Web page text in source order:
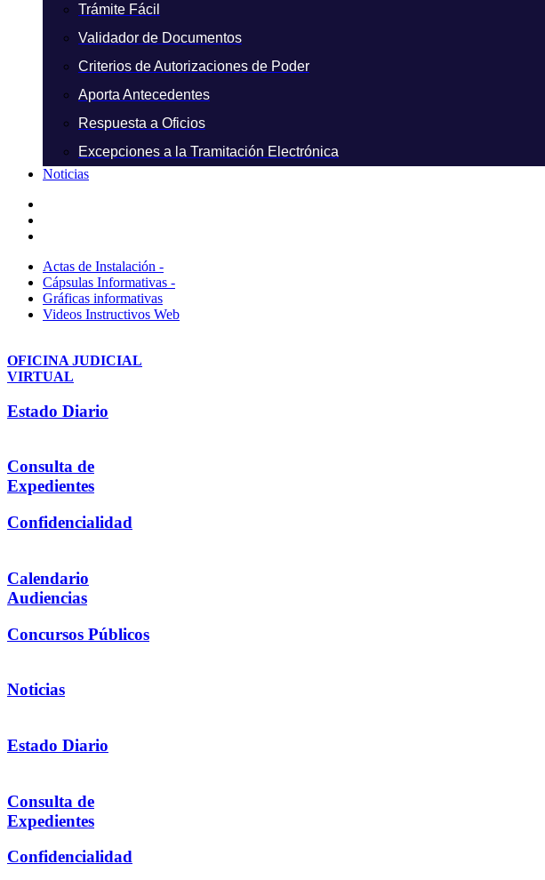
Trámite Fácil
Validador de Documentos
Criterios de Autorizaciones de Poder
Aporta Antecedentes
Respuesta a Oficios
Excepciones a la Tramitación Electrónica
Noticias
Actas de Instalación -
Cápsulas Informativas -
Gráficas informativas
Videos Instructivos Web
OFICINA JUDICIAL
VIRTUAL
Estado Diario
Consulta de
Expedientes
Confidencialidad
Calendario
Audiencias
Concursos Públicos
Noticias
Estado Diario
Consulta de
Expedientes
Confidencialidad